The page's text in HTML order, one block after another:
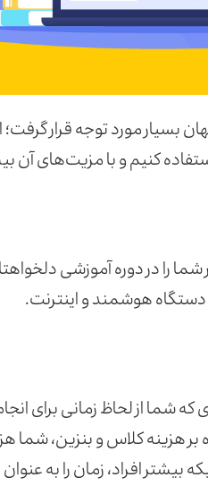
بسیار مورد توجه قرار گرفت؛
کنیم و با مزیت‌های آن
را در دوره آموزشی
دستگاه هوشمند و اینترنت.
شما از لحاظ زمانی برای
کلاس و بنزین، شما
افراد، زمان را به